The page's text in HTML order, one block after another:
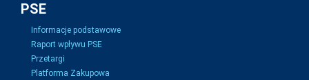
PSE
Informacje podstawowe
Raport wpływu PSE
Przetargi
Platforma Zakupowa